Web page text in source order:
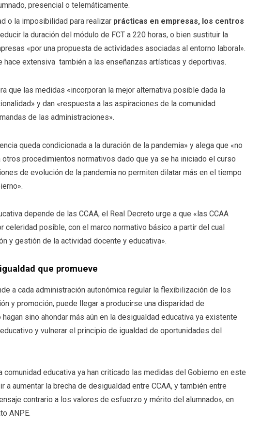
presencial o telemáticamente.
o la imposibilidad para realizar prácticas en empresas, los centros
la duración del módulo de FCT a 220 horas, o bien sustituir la
«por una propuesta de actividades asociadas al entorno laboral».
hace extensiva también a las enseñanzas artísticas y deportivas.
que las medidas «incorporan la mejor alternativa posible dada la
y dan «respuesta a las aspiraciones de la comunidad
de las administraciones».
queda condicionada a la duración de la pandemia» y alega que «no
procedimientos normativos dado que ya se ha iniciado el curso
de evolución de la pandemia no permiten dilatar más en el tiempo
depende de las CCAA, el Real Decreto urge a que «las CCAA
celeridad posible, con el marco normativo básico a partir del cual
y gestión de la actividad docente y educativa».
que promueve
a cada administración autonómica regular la flexibilización de los
y promoción, puede llegar a producirse una disparidad de
sino ahondar más aún en la desigualdad educativa ya existente
y vulnerar el principio de igualdad de oportunidades del
comunidad educativa ya han criticado las medidas del Gobierno en este
a aumentar la brecha de desigualdad entre CCAA, y también entre
contrario a los valores de esfuerzo y mérito del alumnado», en
ANPE.